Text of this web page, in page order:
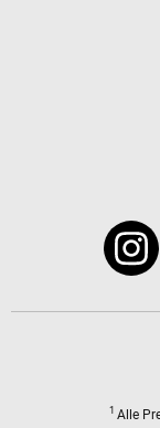
1 Alle